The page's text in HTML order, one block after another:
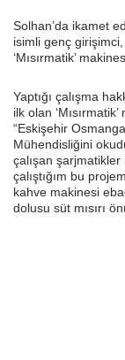
Solhan’da ikamet
isimli genç girişimci,
‘Mısırmatik’
Yaptığı çalışma
ilk olan
“Eskişehir
Mühendisliğini
çalışan
çalıştığım bu
kahve makinesi
dolusu süt mısırı